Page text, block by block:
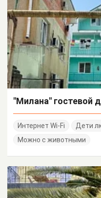
"Милана" гостевой
Интернет Wi-Fi
Дети
Можно с животными